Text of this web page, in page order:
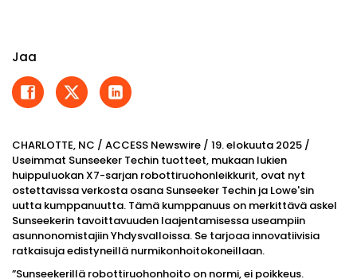
Jaa
CHARLOTTE, NC / ACCESS Newswire / 19. elokuuta 2025 /
Useimmat Sunseeker Techin tuotteet, mukaan lukien
huippuluokan X7-sarjan robottiruohonleikkurit, ovat nyt
ostettavissa verkosta osana Sunseeker Techin ja Lowe'sin
uutta kumppanuutta. Tämä kumppanuus on merkittävä askel
Sunseekerin tavoittavuuden laajentamisessa useampiin
asunnonomistajiin Yhdysvalloissa. Se tarjoaa innovatiivisia
ratkaisuja edistyneillä nurmikonhoitokoneillaan.
”Sunseekerillä robottiruohonhoito on normi, ei poikkeus.